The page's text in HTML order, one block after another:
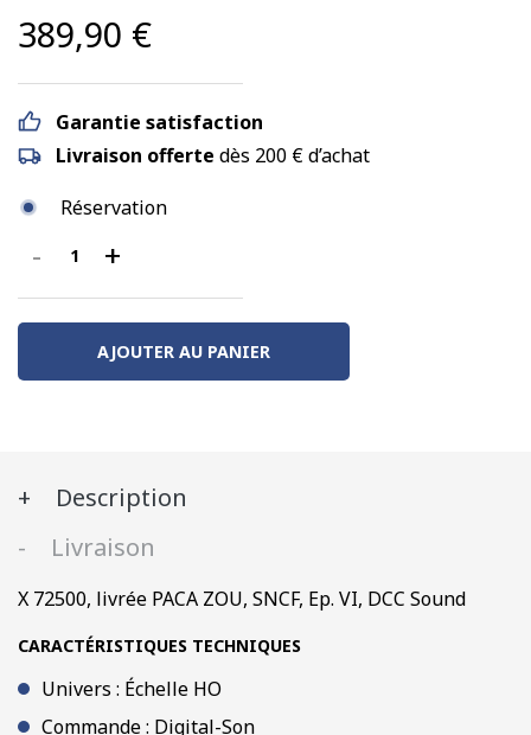
389,90 €
Garantie satisfaction
Livraison offerte dès 200 € d’achat
Réservation
-
quantité
de
X
livrée
Ep.
Digital
+
AJOUTER AU PANIER
Description
Livraison
X 72500, livrée PACA ZOU, SNCF, Ep. VI, DCC Sound
CARACTÉRISTIQUES TECHNIQUES
Univers : Échelle HO
Commande : Digital-Son